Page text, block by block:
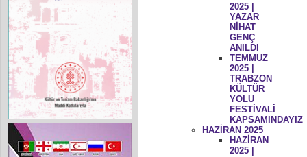
2025 |
YAZAR
NİHAT
GENÇ
ANILDI
TEMMUZ
2025 |
TRABZON
KÜLTÜR
YOLU
FESTİVALİ
KAPSAMINDAYIZ
HAZİRAN 2025
HAZİRAN
2025 |